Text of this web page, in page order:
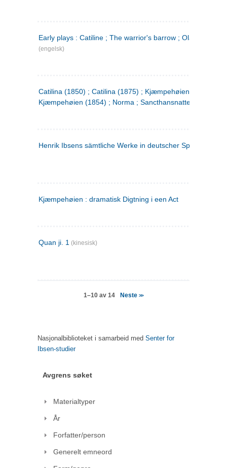
Early plays : Catiline ; The warrior's barrow ; Olaf Liljekrans
(engelsk)
Catilina (1850) ; Catilina (1875) ; Kjæmpehøien (1850) ;
Kjæmpehøien (1854) ; Norma ; Sancthansnatten
Henrik Ibsens sämtliche Werke in deutscher Sprache. 2
Kjæmpehøien : dramatisk Digtning i een Act
Quan ji. 1 (kinesisk)
1–10 av 14 Neste>>
Nasjonalbiblioteket i samarbeid med Senter for
Ibsen-studier
Avgrens søket
Materialtyper
År
Forfatter/person
Generelt emneord